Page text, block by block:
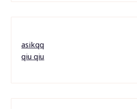
asikqq
qiu qiu